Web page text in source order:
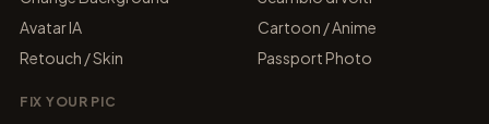
Avatar IA
Cartoon / Anime
Retouch / Skin
Passport Photo
FIX YOUR PIC